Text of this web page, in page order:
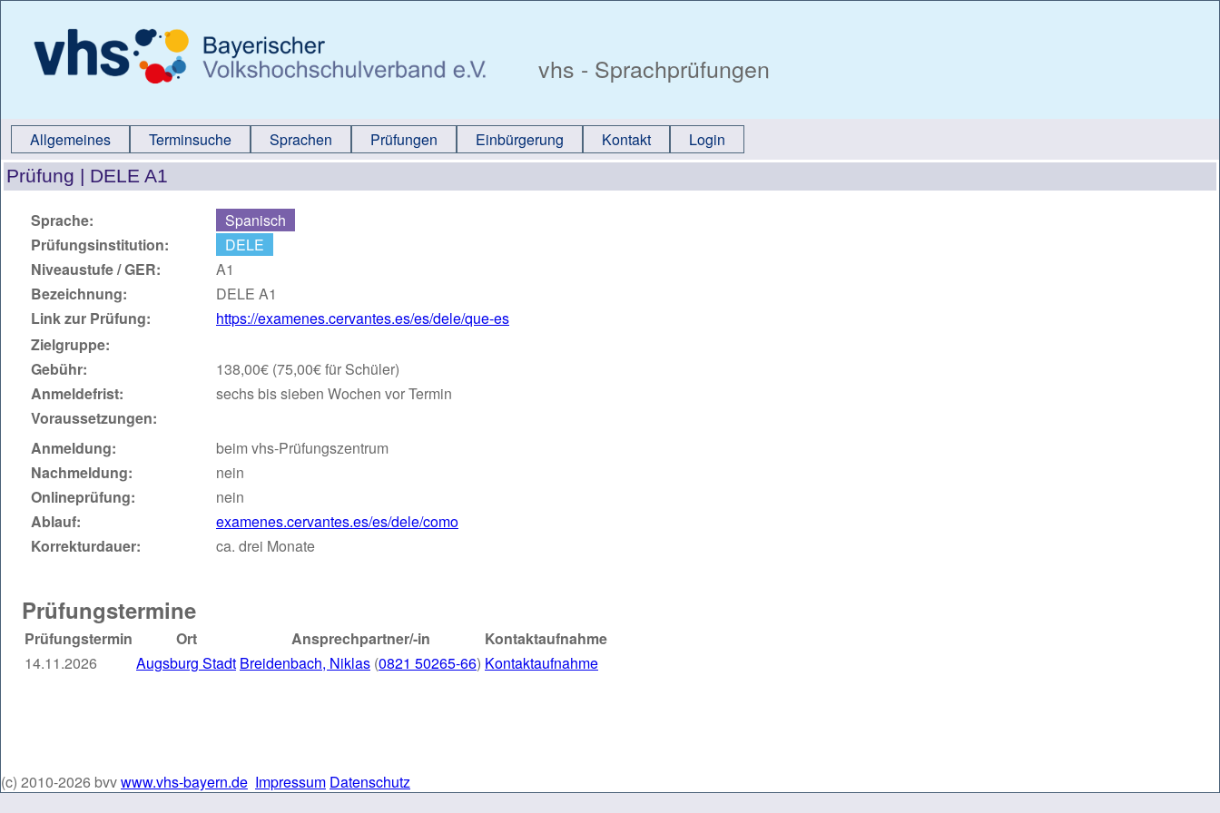
vhs - Sprachprüfungen
Allgemeines Terminsuche Sprachen Prüfungen Einbürgerung Kontakt Login
Prüfung | DELE A1
Sprache:
Spanisch
Prüfungsinstitution:
DELE
Niveaustufe / GER:
A1
Bezeichnung:
DELE A1
Link zur Prüfung:
https://examenes.cervantes.es/es/dele/que-es
Zielgruppe:
Gebühr:
138,00€ (75,00€ für Schüler)
Anmeldefrist:
sechs bis sieben Wochen vor Termin
Voraussetzungen:
Anmeldung:
beim vhs-Prüfungszentrum
Nachmeldung:
nein
Onlineprüfung:
nein
Ablauf:
examenes.cervantes.es/es/dele/como
Korrekturdauer:
ca. drei Monate
Prüfungstermine
Prüfungstermin Ort Ansprechpartner/-in
Kontaktaufnahme
14.11.2026
Augsburg Stadt Breidenbach, Niklas (0821 50265-66) Kontaktaufnahme
(c) 2010-2026 bvvwww.vhs-bayern.de Impressum Datenschutz